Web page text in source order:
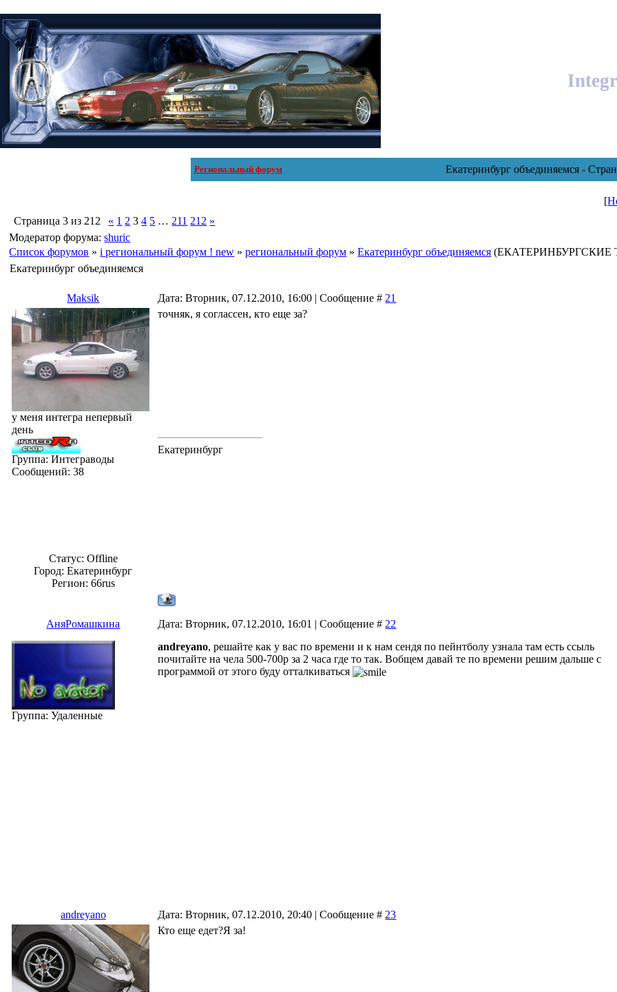
Региональный форум Екатеринбург объединяемся -
[
Страница3 из 212 « 1 2 3 4 5 … 211 212 »
Модератор форума:shuric
Список форумов » i региональный форум ! new » региональный форум » Екатеринбург объединяемся (ЕКАТЕРИНБУРГСКИЕ
Екатеринбург объединяемся
Maksik Дата: Вторник, 07.12.2010, 16:00 | Сообщение # 21
у меня интегра непервый
день
Группа: Интеграводы
Сообщений:38
Статус: Offline
Город: Екатеринбург
Регион: 66rus
точняк, я соглассен, кто еще за?
Екатеринбург
АняРомашкина Дата: Вторник, 07.12.2010, 16:01 | Сообщение # 22
Группа: Удаленные
andreyano, решайте как у вас по времени и к нам сендя по пейнтболу узнала там есть ссыль
почитайте на чела 500-700р за 2 часа где то так. Вобщем давай те по времени решим дальше с
программой от этого буду отталкиваться
andreyano Дата: Вторник, 07.12.2010, 20:40 | Сообщение # 23
Кто еще едет?Я за!